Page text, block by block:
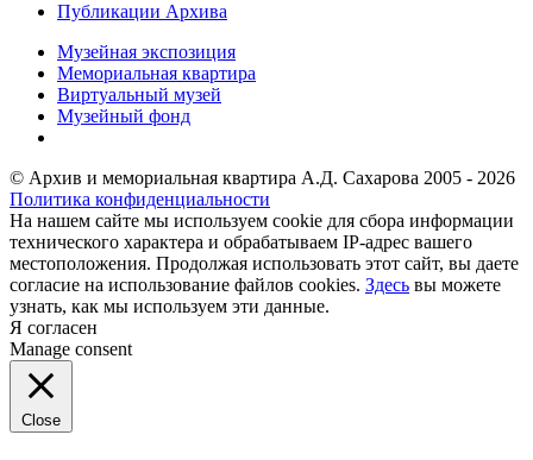
Публикации Архива
Музейная экспозиция
Мемориальная квартира
Виртуальный музей
Музейный фонд
© Архив и мемориальная квартира А.Д. Сахарова 2005 - 2026
Политика конфиденциальности
На нашем сайте мы используем cookie для сбора информации
технического характера и обрабатываем IP-адрес вашего
местоположения. Продолжая использовать этот сайт, вы даете
согласие на использование файлов cookies. Здесь вы можете
узнать, как мы используем эти данные.
Я согласен
Manage consent
Close